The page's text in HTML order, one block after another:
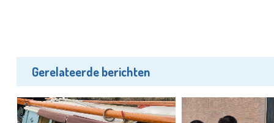
Gerelateerde berichten